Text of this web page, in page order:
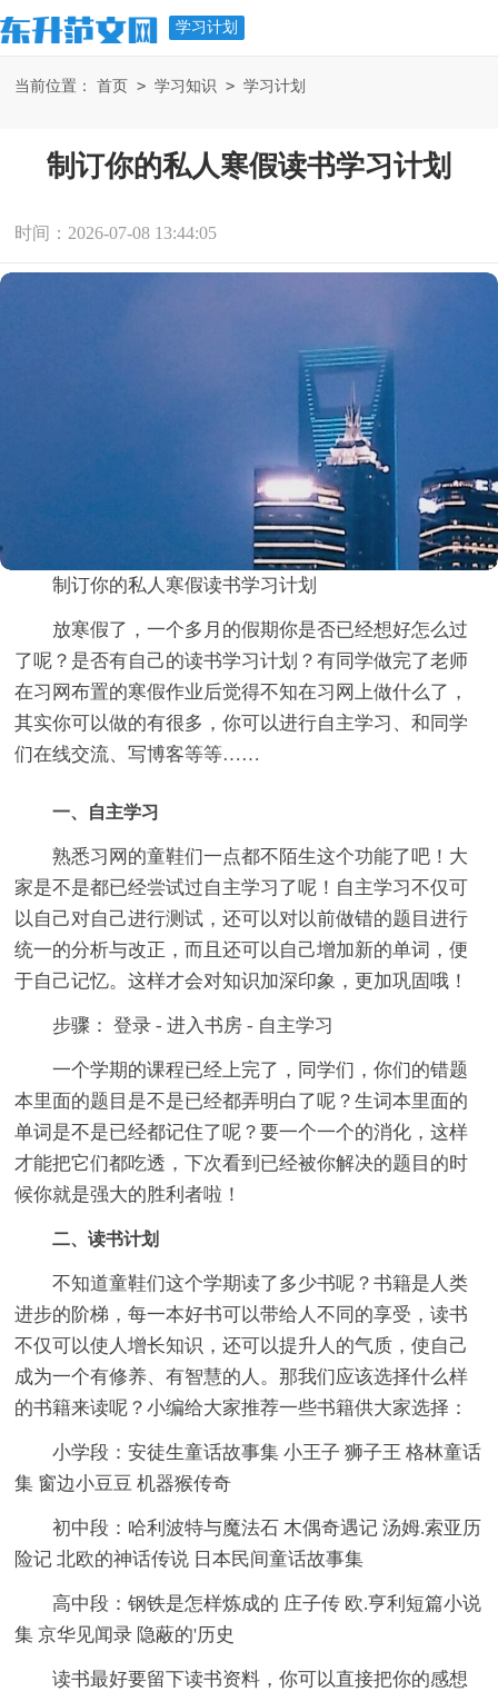
学习计划
当前位置： 首页 > 学习知识 > 学习计划
制订你的私人寒假读书学习计划
时间：2026-07-08 13:44:05
制订你的私人寒假读书学习计划
放寒假了，一个多月的假期你是否已经想好怎么过
了呢？是否有自己的读书学习计划？有同学做完了老师
在习网布置的寒假作业后觉得不知在习网上做什么了，
其实你可以做的有很多，你可以进行自主学习、和同学
们在线交流、写博客等等……
一、自主学习
熟悉习网的童鞋们一点都不陌生这个功能了吧！大
家是不是都已经尝试过自主学习了呢！自主学习不仅可
以自己对自己进行测试，还可以对以前做错的题目进行
统一的分析与改正，而且还可以自己增加新的单词，便
于自己记忆。这样才会对知识加深印象，更加巩固哦！
步骤： 登录 - 进入书房 - 自主学习
一个学期的课程已经上完了，同学们，你们的错题
本里面的题目是不是已经都弄明白了呢？生词本里面的
单词是不是已经都记住了呢？要一个一个的消化，这样
才能把它们都吃透，下次看到已经被你解决的题目的时
候你就是强大的胜利者啦！
二、读书计划
不知道童鞋们这个学期读了多少书呢？书籍是人类
进步的阶梯，每一本好书可以带给人不同的享受，读书
不仅可以使人增长知识，还可以提升人的气质，使自己
成为一个有修养、有智慧的人。那我们应该选择什么样
的书籍来读呢？小编给大家推荐一些书籍供大家选择：
小学段：安徒生童话故事集 小王子 狮子王 格林童话
集 窗边小豆豆 机器猴传奇
初中段：哈利波特与魔法石 木偶奇遇记 汤姆.索亚历
险记 北欧的神话传说 日本民间童话故事集
高中段：钢铁是怎样炼成的 庄子传 欧.亨利短篇小说
集 京华见闻录 隐蔽的'历史
读书最好要留下读书资料，你可以直接把你的感想